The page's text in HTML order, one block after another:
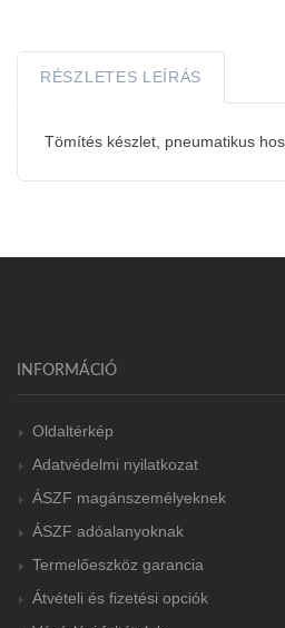
RÉSZLETES LEÍRÁS
Tömítés készlet, pneumatikus
INFORMÁCIÓ
Oldaltérkép
Adatvédelmi nyilatkozat
ÁSZF magánszemélyeknek
ÁSZF adóalanyoknak
Termelőeszköz garancia
Átvételi és fizetési opciók